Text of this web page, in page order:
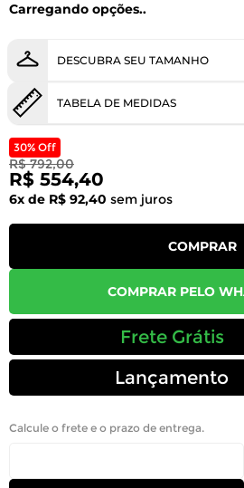
Carregando opções..
DESCUBRA SEU TAMANHO
TABELA DE MEDIDAS
30% Off
R$ 792,00
R$ 554,40
6x de R$ 92,40 sem juros
COMPRAR
COMPRAR PELO
Frete Grátis
Lançamento
Calcule o frete e o prazo de entrega.